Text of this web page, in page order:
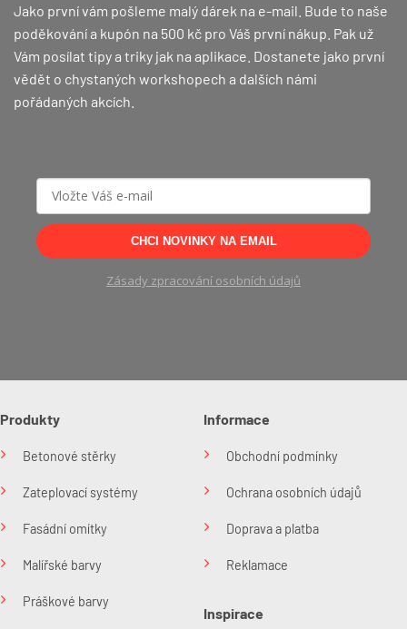
vybrat
na
stránce
produktu
Jako první vám pošleme malý dárek na e-mail. Bude to naše
poděkování a kupón na 500 kč pro Váš první nákup. Pak už
Vám posílat tipy a triky jak na aplikace. Dostanete jako první
vědět o chystaných workshopech a dalších námi
pořádaných akcích.
CHCI NOVINKY NA EMAIL
Zásady zpracování osobních údajů
Produkty
Betonové stěrky
Zateplovací systémy
Fasádní omítky
Malířské barvy
Práškové barvy
Informace
Obchodní podmínky
Ochrana osobních údajů
Doprava a platba
Reklamace
Inspirace